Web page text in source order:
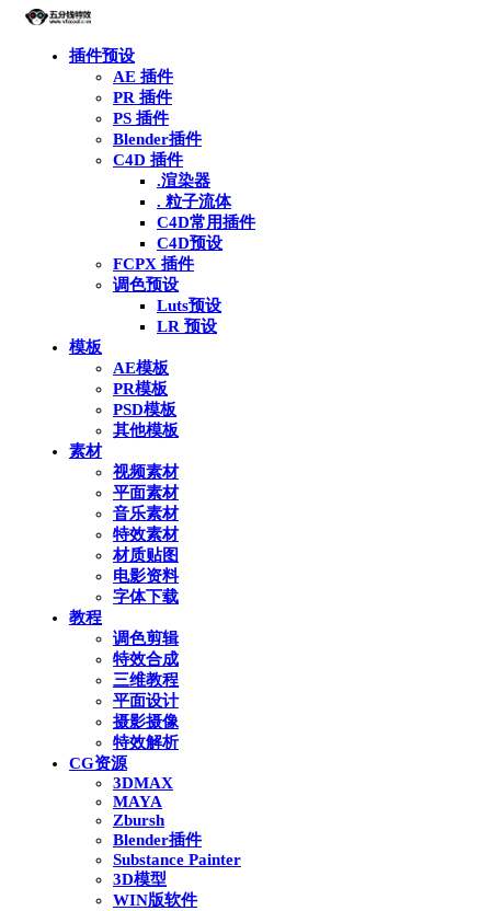
插件预设
AE 插件
PR 插件
PS 插件
Blender插件
C4D 插件
.渲染器
. 粒子流体
C4D常用插件
C4D预设
FCPX 插件
调色预设
Luts预设
LR 预设
模板
AE模板
PR模板
PSD模板
其他模板
素材
视频素材
平面素材
音乐素材
特效素材
材质贴图
电影资料
字体下载
教程
调色剪辑
特效合成
三维教程
平面设计
摄影摄像
特效解析
CG资源
3DMAX
MAYA
Zbursh
Blender插件
Substance Painter
3D模型
WIN版软件